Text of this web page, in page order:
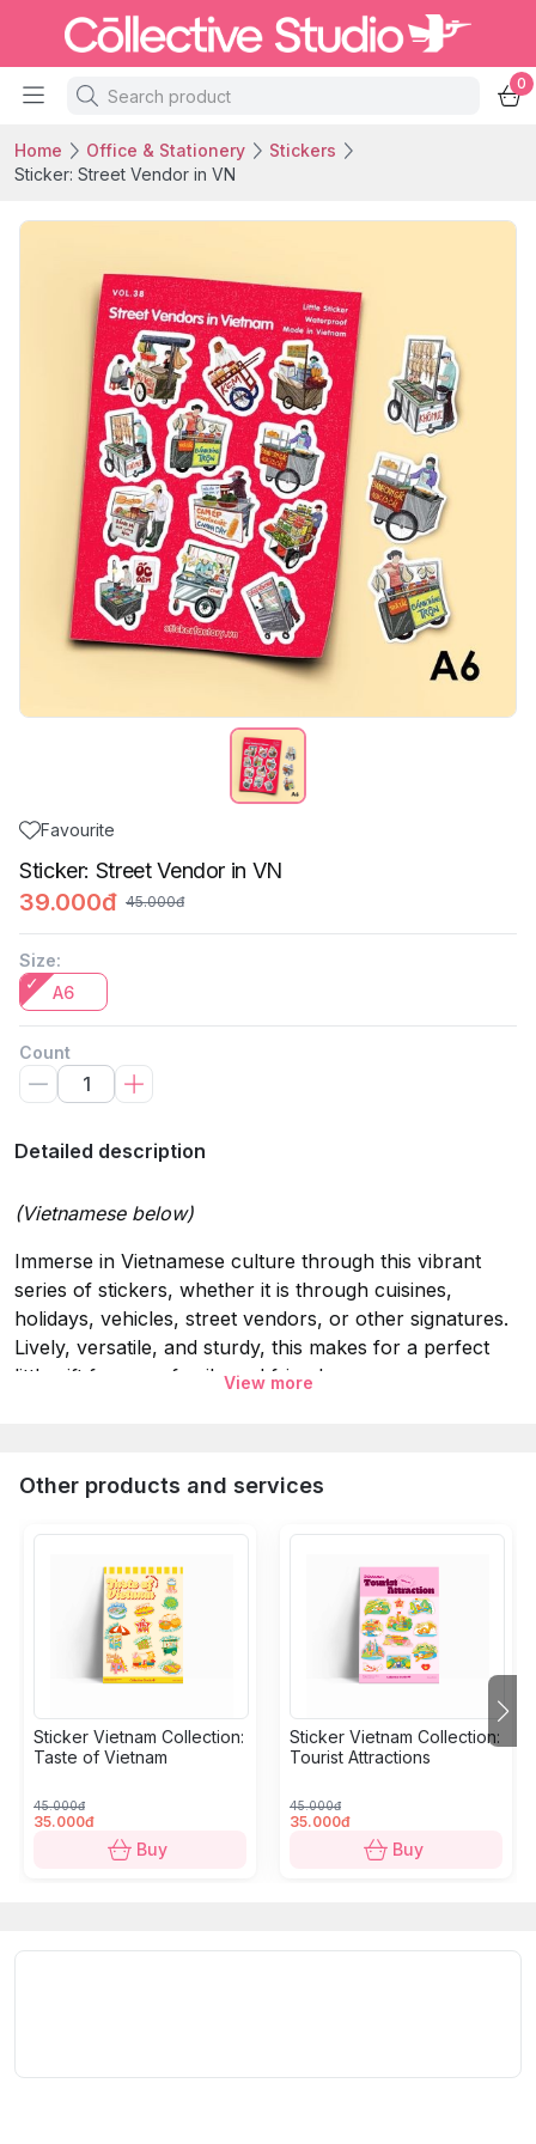
0
Home Office & Stationery
Stickers
Sticker: Street Vendor in VN
Favourite
Sticker: Street Vendor in VN
39.000đ 45.000đ
Size:
A6
Count
Detailed description
(Vietnamese below)
Immerse in Vietnamese culture through this vibrant
series of stickers, whether it is through cuisines,
holidays, vehicles, street vendors, or other signatures.
Lively, versatile, and sturdy, this makes for a perfect
little gift for your family and friends.
Material:
5 layers: Glitter Laminating, printing ink, decal
PVC Vinyl, glue, glue protection.
and detailed colors, easy application on surfaces.
: Decoration for smartphone, helmet, laptop,
suitcase, PlayStation, PC, headphones,...
Quantity: 10-15 stickers/sheet.
Đắm mình trong văn hóa Việt Nam qua bộ sưu tập
sticker sống động này, với các chủ đề về ẩm thực,
và người thân của bạn.
View more
Other products and services
Sticker Vietnam Collection:
Taste of Vietnam
45.000đ
35.000đ
Buy
Sticker Vietnam Collection:
Tourist Attractions
45.000đ
35.000đ
Buy